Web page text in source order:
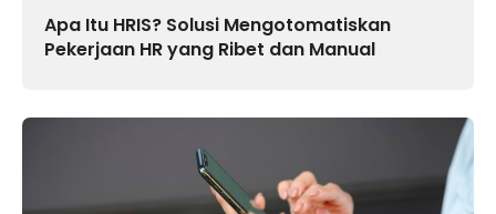
Apa Itu HRIS? Solusi Mengotomatiskan
Pekerjaan HR yang Ribet dan Manual